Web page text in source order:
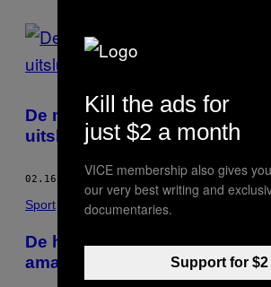
POSTS
BY
THIS
AUTHOR
De mensen die in de nucleaire
uitsluitingszone van
02.16.17 DOORJOSEPH MARCZYNSKI
Sport
De heftigste rivaliteit in het
amateurvoetbal
Kill the ads for
just $2 a month
VICE membership also gives
our very best writing and
documentaries.
Support for $2